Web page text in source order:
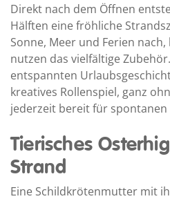
Direkt nach dem Öffnen
Hälften eine fröhliche
Sonne, Meer und Ferien
nutzen das vielfältige
entspannten
kreatives Rollenspiel, ganz
jederzeit bereit für spontanen
Tierisches
Strand
Eine Schildkrötenmutter mit